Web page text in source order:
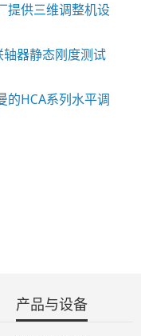
提供三维调整机设
器静态刚度测试
的HCA系列水平调
产品与设备